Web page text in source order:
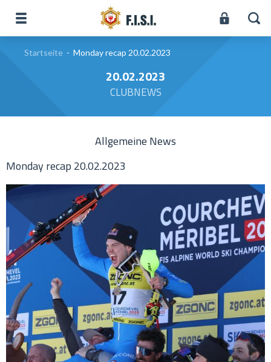
Startseite - Monday recap 20.02.2023
20.02.2023
CLUBNEWS
Allgemeine News
Monday recap 20.02.2023